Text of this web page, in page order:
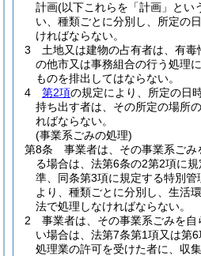
計画(以下これらを「計画」とい
い、種類ごとに分別し、所定の
ければならない。
3
土地又は建物の占有者は、有
の他市又は事務組合の行う処理
ものを排出してはならない。
4
第2項の規定により、所定の日
持ち出す者は、その所定の場所
ればならない。
(事業系ごみの処理)
第8条
事業者は、その事業系ご
る場合は、法第6条の2第2項に
準、同条第3項に規定する特別
より、種類ごとに分別し、生活
法で処理しなければならない。
2
事業者は、その事業系ごみを
い場合は、法第7条第1項又は第
処理業の許可を受けた者に、収